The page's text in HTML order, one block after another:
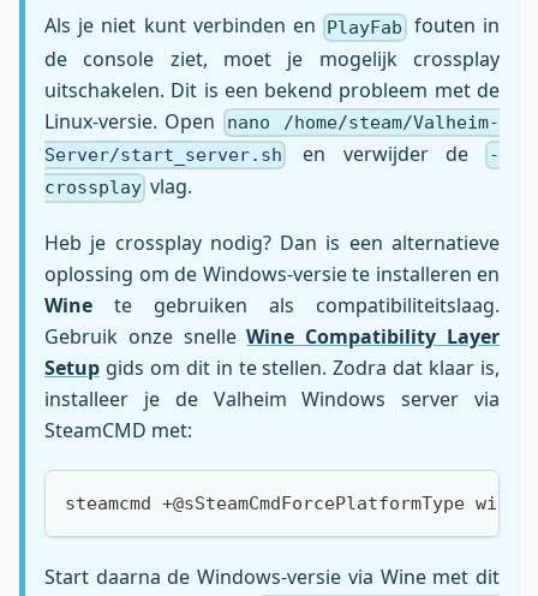
Als je niet kunt verbinden en PlayFab fouten in
de console ziet, moet je mogelijk crossplay
uitschakelen. Dit is een bekend probleem met de
Linux-versie. Open
nano /home/steam/Valheim-
Server/start_server.sh
en verwijder de
-
crossplay vlag.
Heb je crossplay nodig? Dan is een alternatieve
oplossing om de Windows-versie te installeren en
Wine te gebruiken als compatibiliteitslaag.
Gebruik onze snelleWine Compatibility Layer
Setup gids om dit in te stellen. Zodra dat klaar is,
installeer je de Valheim Windows server via
SteamCMD met:
steamcmd +@sSteamCmdForcePlatformType
Start daarna de Windows-versie via Wine met dit